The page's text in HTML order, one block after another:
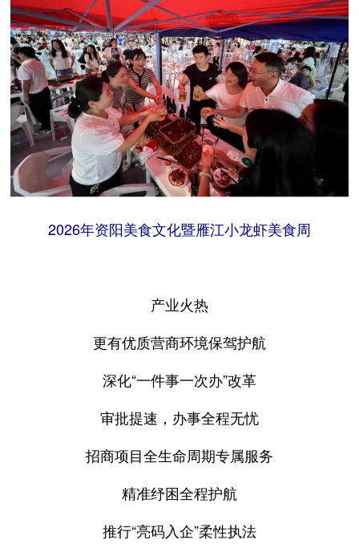
2026年资阳美食文化暨雁江小龙虾美食周
产业火热
更有优质营商环境保驾护航
深化“一件事一次办”改革
审批提速，办事全程无忧
招商项目全生命周期专属服务
精准纾困全程护航
推行“亮码入企”柔性执法